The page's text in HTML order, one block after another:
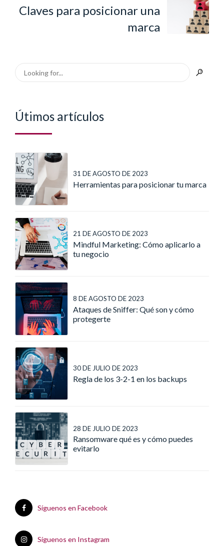
Claves para posicionar una
marca
Útimos artículos
31 DE AGOSTO DE 2023
Herramientas para posicionar tu marca
21 DE AGOSTO DE 2023
Mindful Marketing: Cómo aplicarlo a
tu negocio
8 DE AGOSTO DE 2023
Ataques de Sniffer: Qué son y cómo
protegerte
30 DE JULIO DE 2023
Regla de los 3-2-1 en los backups
28 DE JULIO DE 2023
Ransomware qué es y cómo puedes
evitarlo
Síguenos en Facebook
Síguenos en Instagram